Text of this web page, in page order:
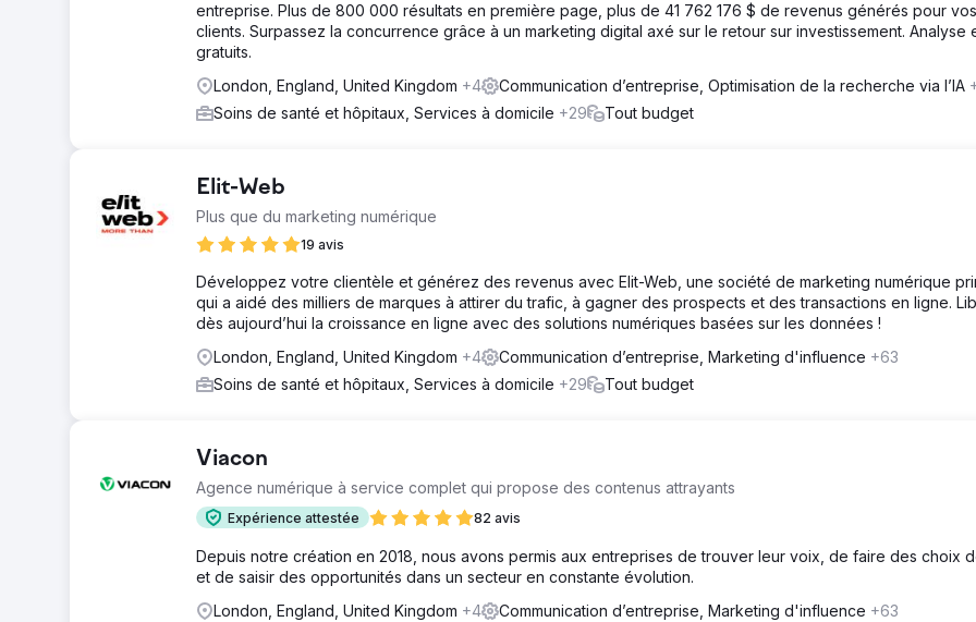
entreprise. Plus de 800 000 résultats en première page, plus de 41 762 176 $ de revenus générés pour vos
clients. Surpassez la concurrence grâce à un marketing digital axé sur le retour sur investissement. Analyse
gratuits.
London, England, United Kingdom +4 Communication d’entreprise, Optimisation de la recherche via l’IA
Soins de santé et hôpitaux, Services à domicile +29 Tout budget
Elit-Web
Plus que du marketing numérique
19 avis
Développez votre clientèle et générez des revenus avec Elit-Web, une société de marketing numérique
qui a aidé des milliers de marques à attirer du trafic, à gagner des prospects et des transactions en ligne.
dès aujourd’hui la croissance en ligne avec des solutions numériques basées sur les données !
London, England, United Kingdom +4 Communication d’entreprise, Marketing d'influence +63
Soins de santé et hôpitaux, Services à domicile +29 Tout budget
Viacon
Agence numérique à service complet qui propose des contenus attrayants
Expérience attestée 82 avis
Depuis notre création en 2018, nous avons permis aux entreprises de trouver leur voix, de faire des choix
et de saisir des opportunités dans un secteur en constante évolution.
London, England, United Kingdom +4 Communication d’entreprise, Marketing d'influence +63